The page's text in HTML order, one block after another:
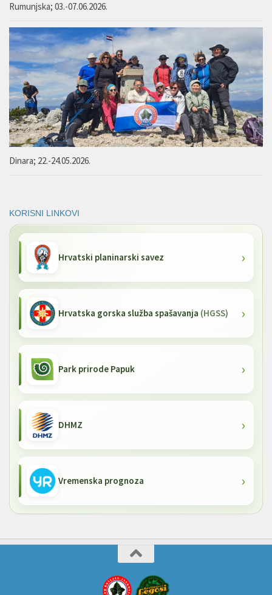
Rumunjska; 03.-07.06.2026.
Dinara; 22.-24.05.2026.
KORISNI LINKOVI
Hrvatski planinarski savez
Hrvatska gorska služba spašavanja (HGSS)
Park prirode Papuk
DHMZ
Vremenska prognoza